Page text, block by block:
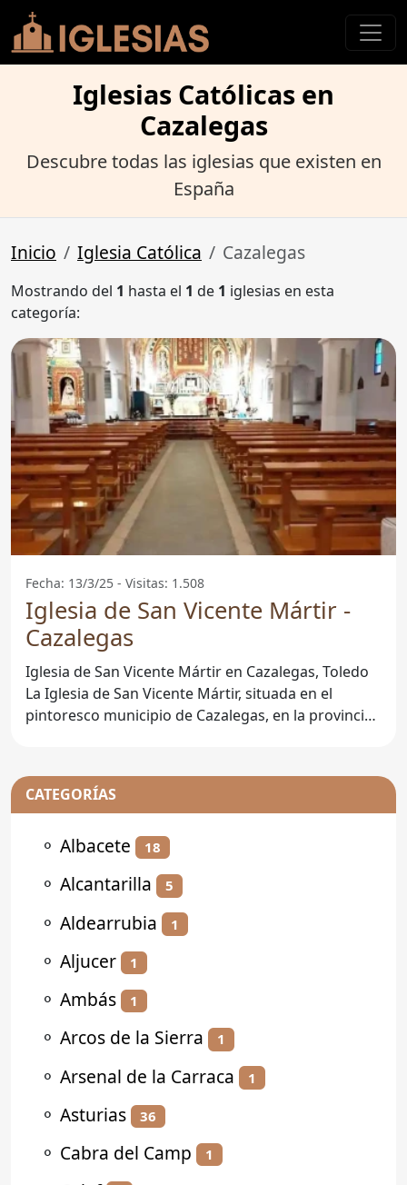
Iglesias Católicas en
Cazalegas
Descubre todas las iglesias que existen en
España
Inicio Iglesia Católica Cazalegas
Mostrando del 1 hasta el 1 de 1 iglesias en esta
categoría:
Fecha: 13/3/25 - Visitas: 1.508
Iglesia de San Vicente Mártir -
Cazalegas
Iglesia de San Vicente Mártir en Cazalegas, Toledo
La Iglesia de San Vicente Mártir, situada en el
pintoresco municipio de Cazalegas, en la provincia
CATEGORÍAS
⚬ Albacete 18
⚬ Alcantarilla 5
⚬ Aldearrubia 1
⚬ Aljucer 1
⚬ Ambás 1
⚬ Arcos de la Sierra 1
⚬ Arsenal de la Carraca 1
⚬ Asturias 36
⚬ Cabra del Camp 1